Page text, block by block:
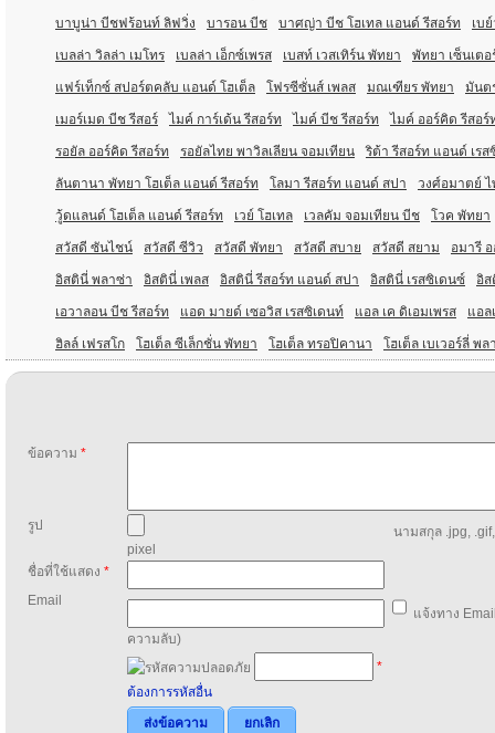
บาบูน่า บีชฟร้อนท์ ลิฟวิ่ง บารอน บีช บาศญ่า บีช โฮเทล แอนด์ รีสอร์ท เบ
เบลล่า วิลล่า เมโทร เบลล่า เอ็กซ์เพรส เบสท์ เวสเทิร์น พัทยา พัทยา เซ็นเตอ
แฟร์เท็กซ์ สปอร์ตคลับ แอนด์ โฮเต็ล โฟรซีซั่นส์ เพลส มณเฑียร พัทยา มันต
เมอร์เมด บีช รีสอร์ ไมค์ การ์เด้น รีสอร์ท ไมค์ บีช รีสอร์ท ไมค์ ออร์คิด รีสอร์
รอยัล ออร์คิด รีสอร์ท รอยัลไทย พาวิลเลียน จอมเทียน ริต้า รีสอร์ท แอนด์ เรส
ลันตานา พัทยา โฮเต็ล แอนด์ รีสอร์ท โลมา รีสอร์ท แอนด์ สปา วงศ์อมาตย์ ไ
วู้ดแลนด์ โฮเต็ล แอนด์ รีสอร์ท เวย์ โฮเทล เวลคัม จอมเทียน บีช โวค พัทยา
สวัสดี ซันไชน์ สวัสดี ซีวิว สวัสดี พัทยา สวัสดี สบาย สวัสดี สยาม อมารี
อิสตินี่ พลาซ่า อิสตินี่ เพลส อิสตินี่ รีสอร์ท แอนด์ สปา อิสตินี่ เรสซิเดนซ์ อิ
เอวาลอน บีช รีสอร์ท แอด มายด์ เซอวิส เรสซิเดนท์ แอล เค ดิเอมเพรส แอล
ฮิลล์ เฟรสโก โฮเต็ล ซีเล็กชั่น พัทยา โฮเต็ล ทรอปิคานา โฮเต็ล เบเวอร์ลี่ พล
ข้อความ *
รูป
นามสกุล .jpg,
pixel
ชื่อที่ใช้แสดง *
Email
แจ้งทาง
ความลับ)
*
ต้องการรหัสอื่น
ส่งข้อความ
ยกเลิก